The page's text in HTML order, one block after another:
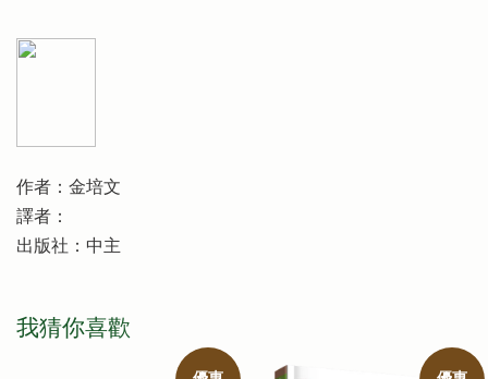
作者：金培文
譯者：
出版社：中主
我猜你喜歡